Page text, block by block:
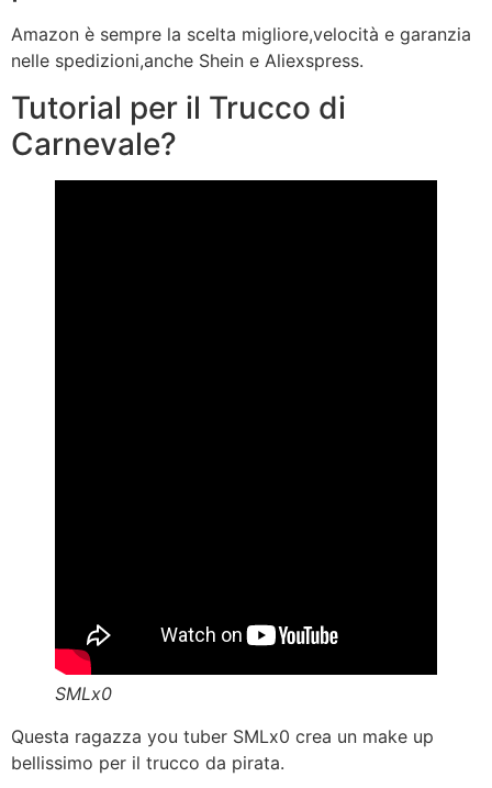
Amazon è sempre la scelta migliore,velocità e garanzia
nelle spedizioni,anche Shein e Aliexspress.
Tutorial per il Trucco di
Carnevale?
SMLx0
Questa ragazza you tuber SMLx0 crea un make up
bellissimo per il trucco da pirata.